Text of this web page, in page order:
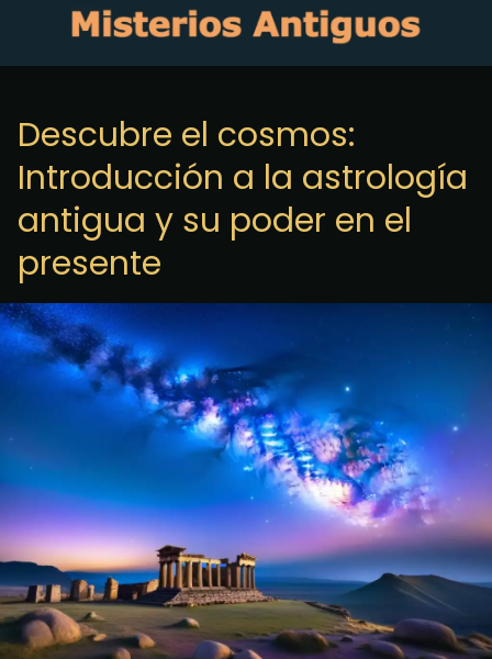
Descubre el cosmos:
Introducción a la astrología
antigua y su poder en el
presente